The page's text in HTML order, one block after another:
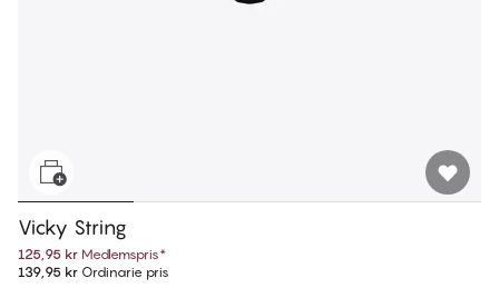
Vicky String
125,95 kr Medlemspris*
139,95 kr Ordinarie pris